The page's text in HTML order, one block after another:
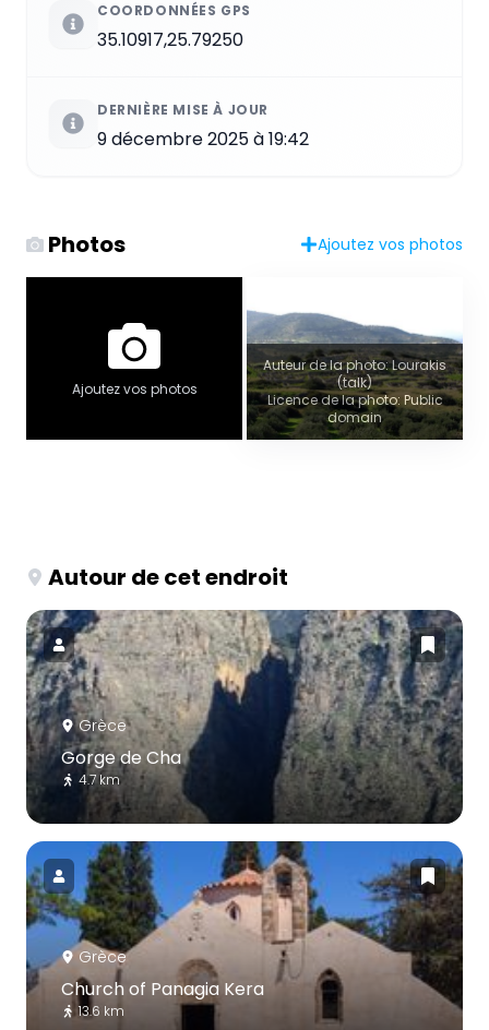
COORDONNÉES GPS
35.10917,25.79250
DERNIÈRE MISE À JOUR
9 décembre 2025 à 19:42
Photos Ajoutez vos photos
Ajoutez vos photos
Auteur de la photo: Lourakis
(talk)
Licence de la photo: Public
domain
Autour de cet endroit
Grèce
Gorge de Cha
4.7 km
Grèce
Church of Panagia Kera
13.6 km